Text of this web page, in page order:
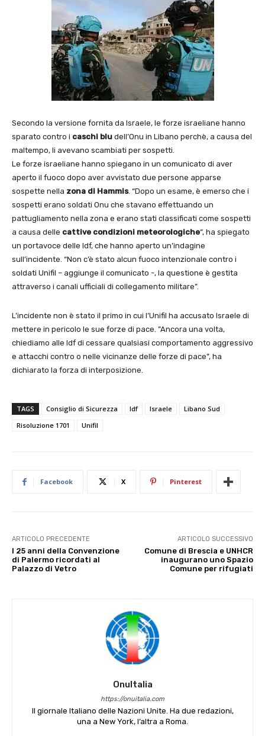
Secondo la versione fornita da Israele, le forze israeliane hanno
sparato contro i caschi blu dell’Onu in Libano perchè, a causa del
maltempo, li avevano scambiati per sospetti.
Le forze israeliane hanno spiegano in un comunicato di aver
aperto il fuoco dopo aver avvistato due persone apparse
sospette nella zona di Hammis. “Dopo un esame, è emerso che i
sospetti erano soldati Onu che stavano effettuando un
pattugliamento nella zona e erano stati classificati come sospetti
a causa delle cattive condizioni meteorologiche“, ha spiegato
un portavoce delle Idf, che hanno aperto un’indagine
sull’incidente. “Non c’è stato alcun fuoco intenzionale contro i
soldati Unifil – aggiunge il comunicato -, la questione è gestita
attraverso i canali ufficiali di collegamento militare”.
L’incidente non è stato il primo in cui l’Unifil ha accusato Israele di
mettere in pericolo le sue forze di pace. ”Ancora una volta,
chiediamo alle Idf di cessare qualsiasi comportamento aggressivo
e attacchi contro o nelle vicinanze delle forze di pace”, ha
dichiarato la forza di interposizione.
TAGS Consiglio di Sicurezza Idf Israele
Libano Sud
Risoluzione 1701
Unifil
Facebook X Pinterest
ARTICOLO PRECEDENTE
I 25 anni della Convenzione
di Palermo ricordati al
Palazzo di Vetro
ARTICOLO SUCCESSIVO
Comune di Brescia e UNHCR
inaugurano uno Spazio
Comune per rifugiati
OnuItalia
https://onuitalia.com
Il giornale Italiano delle Nazioni Unite. Ha due redazioni,
una a New York, l’altra a Roma.